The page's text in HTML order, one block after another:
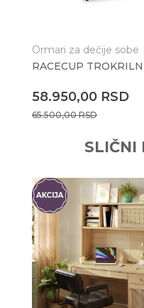
Ormari za dečije sobe
RACECUP
58.950,00 RSD
65.500,00RSD
SLIČNI